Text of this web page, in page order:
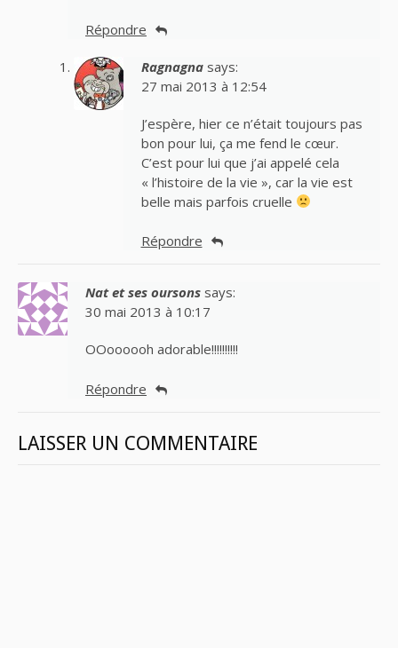
Répondre
Ragnagna says:
27 mai 2013 à 12:54
J’espère, hier ce n’était toujours pas
bon pour lui, ça me fend le cœur.
C’est pour lui que j’ai appelé cela
« l’histoire de la vie », car la vie est
belle mais parfois cruelle
Répondre
Nat et ses oursons says:
30 mai 2013 à 10:17
OOoooooh adorable!!!!!!!!!!
Répondre
LAISSER UN COMMENTAIRE